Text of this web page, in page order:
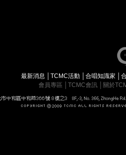
最新消息 │TCMC活動 │合唱知識家 │
會員專區
TCMC會訊 關於